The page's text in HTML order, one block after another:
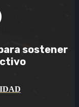
sostener